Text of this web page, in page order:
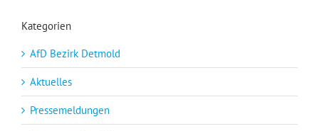
Kategorien
AfD Bezirk Detmold
Aktuelles
Pressemeldungen